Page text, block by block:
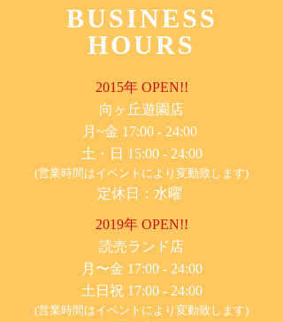
BUSINESS
HOURS
2015年 OPEN!!
​向ヶ丘遊園店
月~金 17:00 - 24:00
土・日 15:00 - 24:00
(営業時間はイベントにより変動致します)
定休日：水曜
2019年 OPEN!!
​読売ランド店
月〜金 17:00 - 24:00
土日祝 17:00 - 24:00
(営業時間はイベントにより変動致します)